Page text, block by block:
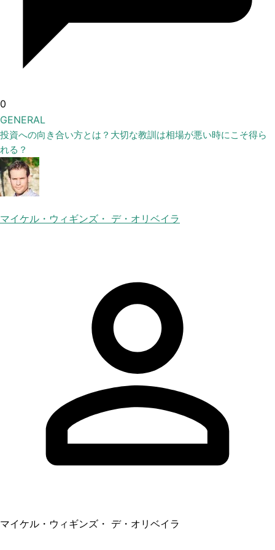
0
GENERAL
投資への向き合い方とは？大切な教訓は相場が悪い時にこそ得ら
れる？
マイケル・ウィギンズ・ デ・オリベイラ
マイケル・ウィギンズ・ デ・オリベイラ